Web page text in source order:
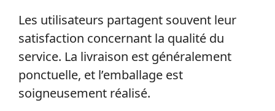
Les utilisateurs partagent souvent leur
satisfaction concernant la qualité du
service. La livraison est généralement
ponctuelle, et l’emballage est
soigneusement réalisé.